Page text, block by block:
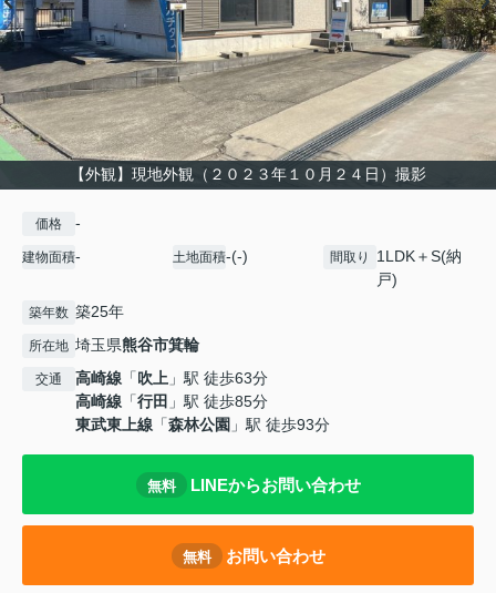
【外観】現地外観（２０２３年１０月２４日）撮影
価格 -
建物面積- 土地面積-(-) 間取り
1LDK＋S(納
戸)
築年数 築25年
所在地 埼玉県熊谷市箕輪
交通 高崎線 「吹上 」駅 徒歩63分
高崎線 「行田 」駅 徒歩85分
東武東上線 「森林公園 」駅 徒歩93分
無料 LINEからお問い合わせ
無料 お問い合わせ